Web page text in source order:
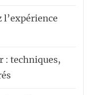
: techniques,